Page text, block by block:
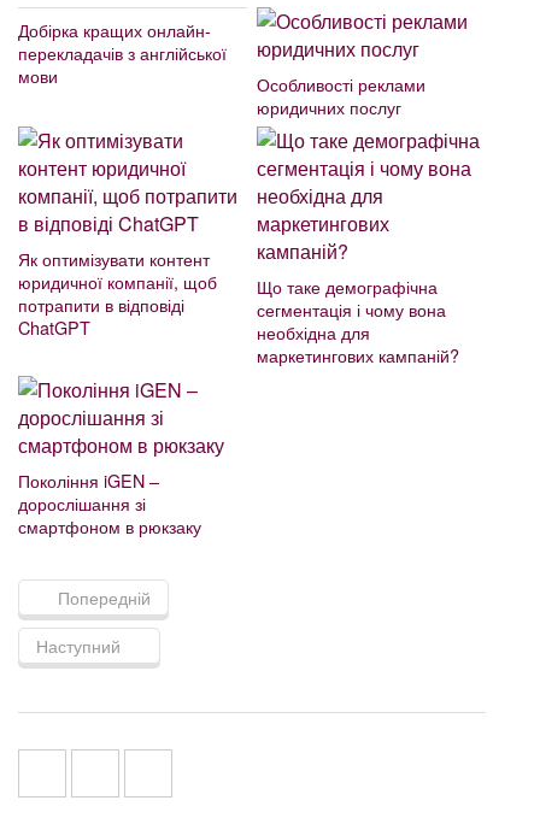
Добірка кращих онлайн-
перекладачів з англійської
мови
Особливості реклами
юридичних послуг
Як оптимізувати контент
юридичної компанії, щоб
потрапити в відповіді
ChatGPT
Що таке демографічна
сегментація і чому вона
необхідна для
маркетингових кампаній?
Покоління iGEN –
дорослішання зі
смартфоном в рюкзаку
Попередній
Наступний